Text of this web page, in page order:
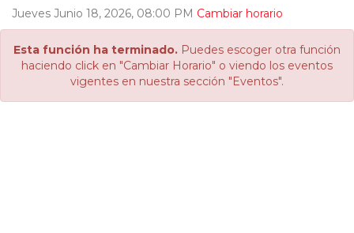
Jueves Junio 18, 2026, 08:00 PM Cambiar horario
Esta función ha terminado. Puedes escoger otra función
haciendo click en "Cambiar Horario" o viendo los eventos
vigentes en nuestra sección "Eventos".